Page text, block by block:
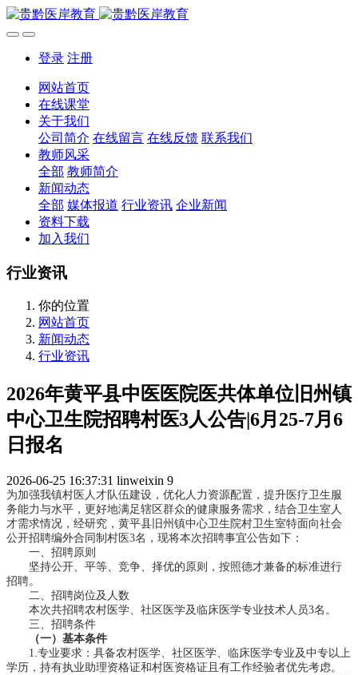
登录 注册
网站首页
在线课堂
关于我们
公司简介 在线留言 在线反馈 联系我们
教师风采
全部 教师简介
新闻动态
全部 媒体报道 行业资讯 企业新闻
资料下载
加入我们
行业资讯
你的位置
网站首页
新闻动态
行业资讯
2026年黄平县中医医院医共体单位旧州镇
中心卫生院招聘村医3人公告|6月25-7月6
日报名
2026-06-25 16:37:31 linweixin 9
为加强我镇村医人才队伍建设，优化人力资源配置，提升医疗卫生服
务能力与水平，更好地满足辖区群众的健康服务需求，结合卫生室人
才需求情况，经研究，黄平县旧州镇中心卫生院村卫生室特面向社会
公开招聘编外合同制村医3名，现将本次招聘事宜公告如下：
一、招聘原则
坚持公开、平等、竞争、择优的原则，按照德才兼备的标准进行
招聘。
二、招聘岗位及人数
本次共招聘农村医学、社区医学及临床医学专业技术人员3名。
三、招聘条件
（一）基本条件
1.专业要求：具备农村医学、社区医学、临床医学专业及中专以上
学历，持有执业助理资格证和村医资格证且有工作经验者优先考虑。